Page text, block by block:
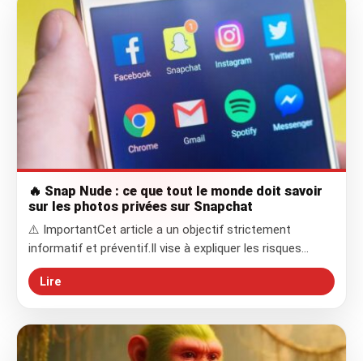
🔥 Snap Nude : ce que tout le monde doit savoir
sur les photos privées sur Snapchat
⚠️ ImportantCet article a un objectif strictement
informatif et préventif.Il vise à expliquer les risques…
Lire